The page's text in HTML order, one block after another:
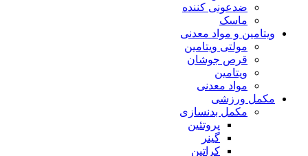
ضدعونی کننده
ماسک
ویتامین و مواد معدنی
مولتی ویتامین
قرص جوشان
ویتامین
مواد معدنی
مکمل ورزشی
مکمل بدنسازی
پروتئین
گینر
کراتین